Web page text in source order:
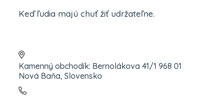
Keď ľudia majú chuť žiť udržateľne.
Kamenný obchodík: Bernolákova 41/1 968 01
Nová Baňa, Slovensko